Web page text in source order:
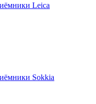
Leica
Sokkia